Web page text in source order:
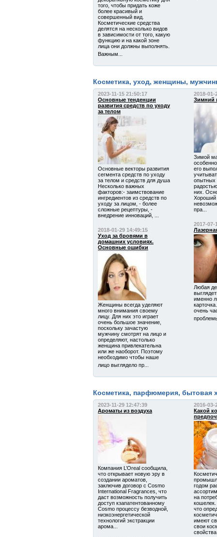
того, чтобы придать коже
более красивый и
совершенный вид.
Косметические средства
делятся на несколько видов
в зависимости от того, какую
функцию и на какой зоне
лица они должны выполнять.
Важным...
Косметика, уход, женщины,
2023-11-15 21:50:17
Основные тенденции
развития средств по уходу
за телом
Основные векторы развития
сегмента средств по уходу
за телом и средств для душа
Несколько важных
факторов:- заимствование
ингредиентов из средств по
уходу за лицом, - более
сложные рецептуры, -
внедрение инноваций, ...
2018-01-29 14:49:15
Уход за бровями в
домашних условиях.
Основные ошибки
Женщины всегда уделяют
много внимания своему
лицу. Для них это играет
очень большое значение,
поскольку зачастую
мужчину смотрят на лицо и
определяют, настолько
женщина привлекательна
или же наоборот. Поэтому
необходимо чтобы наше
лицо выглядело пр...
2018-01-
Зимний
Зимой
его
опытных
них.
Хороший
пра...
2017-07-
Любая
именно
очень
Косметика, парфюмерия, бытовая
2023-11-29 12:47:39
Ароматы из воздуха
Компания L’Oreal сообщила,
что открывает новую эру в
создании ароматов,
заключив договор с Cosmo
International Fragrances, что
даст возможность получить
доступ кзапатентованному
Cosmo процессу безводной,
низкоэнергетической
технологий экстракции
арома...
2016-03-
Какой
годом
на
что
имеют
свои